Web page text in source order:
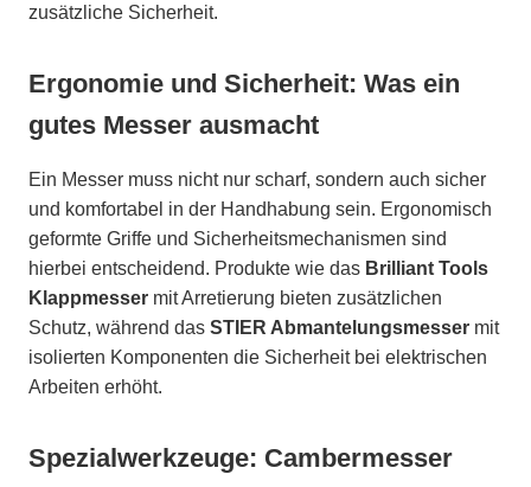
zusätzliche Sicherheit.
Ergonomie und Sicherheit: Was ein
gutes Messer ausmacht
Ein Messer muss nicht nur scharf, sondern auch sicher
und komfortabel in der Handhabung sein. Ergonomisch
geformte Griffe und Sicherheitsmechanismen sind
hierbei entscheidend. Produkte wie das Brilliant Tools
Klappmesser mit Arretierung bieten zusätzlichen
Schutz, während das STIER Abmantelungsmesser mit
isolierten Komponenten die Sicherheit bei elektrischen
Arbeiten erhöht.
Spezialwerkzeuge: Cambermesser